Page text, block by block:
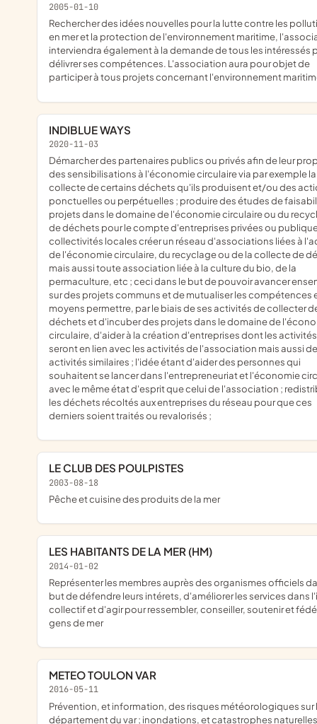
2005-01-10
Rechercher des idées nouvelles pour la lutte contre les pollutions
en mer et la protection de l'environnement maritime,
interviendra également à la demande de tous les intéressés
délivrer ses compétences. L'association aura pour objet de
participer à tous projets concernant l'environnement
INDIBLUE WAYS
2020-11-03
démarcher des partenaires publics ou privés afin de leur proposer
des sensibilisations à l'économie circulaire via par exemple la
collecte de certains déchets qu'ils produisent et/ou des
ponctuelles ou perpétuelles ; produire des études de
projets dans le domaine de l'économie circulaire ou du
de déchets pour le compte d'entreprises privées ou
collectivités locales créer un réseau d'associations liées à
de l'économie circulaire, du recyclage ou de la collecte de
mais aussi toute association liée à la culture du bio, de la
permaculture, etc ; ceci dans le but de pouvoir avancer
sur des projets communs et de mutualiser les compétences
moyens permettre, par le biais de ses activités de collecter
déchets et d'incuber des projets dans le domaine de
circulaire, d'aider à la création d'entreprises dont les activités
seront en lien avec les activités de l'association mais aussi
activités similaires ; l'idée étant d'aider des personnes qui
souhaitent se lancer dans l'entrepreneuriat et l'économie
avec le même état d'esprit que celui de l'association ;
les déchets récoltés aux entreprises du réseau pour que ces
derniers soient traités ou revalorisés ;
LE CLUB DES POULPISTES
2003-08-18
pêche et cuisine des produits de la mer
LES HABITANTS DE LA MER (HM)
2014-01-02
représenter les membres auprès des organismes officiels dans le
but de défendre leurs intérets, d'améliorer les services dans
collectif et d'agir pour ressembler, conseiller, soutenir et
gens de mer
METEO TOULON VAR
2016-05-11
prévention, et information, des risques météorologiques sur le
département du var ; inondations, et catastrophes naturelles